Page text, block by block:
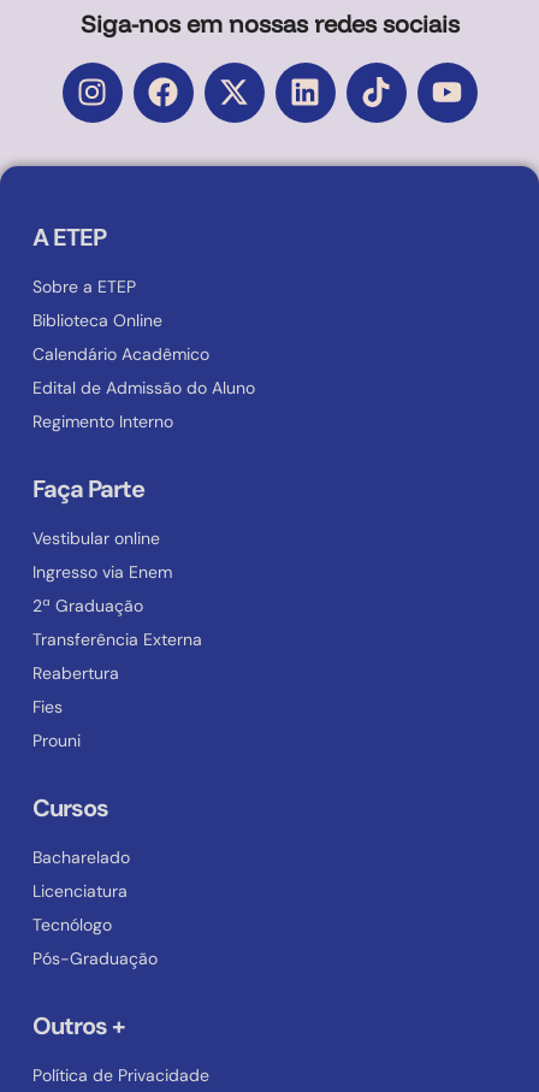
Siga-nos em nossas redes sociais
A ETEP
Sobre a ETEP
Biblioteca Online
Calendário Acadêmico
Edital de Admissão do Aluno
Regimento Interno
Faça Parte
Vestibular online
Ingresso via Enem
2ª Graduação
Transferência Externa
Reabertura
Fies
Prouni
Cursos
Bacharelado
Licenciatura
Tecnólogo
Pós-Graduação
Outros +
Política de Privacidade